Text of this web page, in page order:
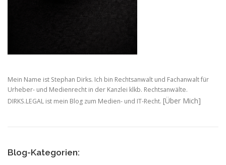
Mein Name ist Stephan Dirks. Ich bin Rechtsanwalt und Fachanwalt für
Urheber- und Medienrecht in der Kanzlei klkb. Rechtsanwälte.
DIRKS.LEGAL ist mein Blog zum Medien- und IT-Recht. [Über Mich]
Blog-Kategorien: